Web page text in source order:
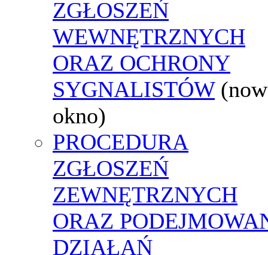
ZGŁOSZEŃ
WEWNĘTRZNYCH
ORAZ OCHRONY
SYGNALISTÓW
okno)
PROCEDURA
ZGŁOSZEŃ
ZEWNĘTRZNYCH
ORAZ
DZIAŁAŃ